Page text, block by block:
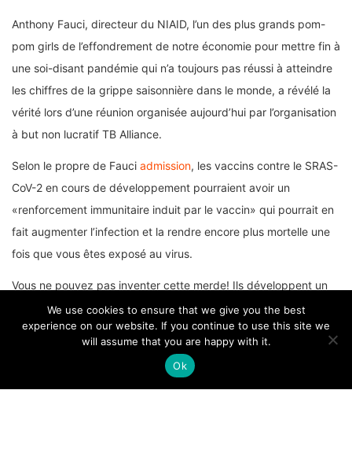
Anthony Fauci, directeur du NIAID, l’un des plus grands pom-
pom girls de l’effondrement de notre économie pour mettre fin à
une soi-disant pandémie qui n’a toujours pas réussi à atteindre
les chiffres de la grippe saisonnière dans le monde, a révélé la
vérité lors d’une réunion organisée aujourd’hui par l’organisation
à but non lucratif TB Alliance.
Selon le propre de Fauci admission, les vaccins contre le SRAS-
CoV-2 en cours de développement pourraient avoir un
«renforcement immunitaire induit par le vaccin» qui pourrait en
fait augmenter l’infection et la rendre encore plus mortelle une
fois que vous êtes exposé au virus.
Vous ne pouvez pas inventer cette merde! Ils développent un
vaccin pour une soi-disant pandémie qui pourrait en fait rendre
le virus encore plus mortel et efficace. En fait, dans ce
contexte, ils étaient pleinement conscients de ce qui pouvait se
passer puisque les précédents vaccins contre le SRAS avaient
We use cookies to ensure that we give you the best
experience on our website. If you continue to use this site we
will assume that you are happy with it.
Ok